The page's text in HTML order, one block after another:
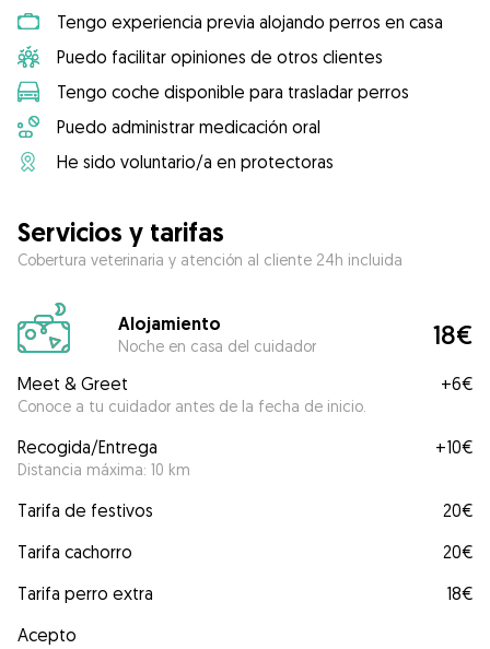
Tengo experiencia previa alojando perros en casa
Puedo facilitar opiniones de otros clientes
Tengo coche disponible para trasladar perros
Puedo administrar medicación oral
He sido voluntario/a en protectoras
Servicios y tarifas
Cobertura veterinaria y atención al cliente 24h incluida
Alojamiento
Noche en casa del cuidador 18€
Meet & Greet
Conoce a tu cuidador antes de la fecha de inicio.
+6€
Recogida/Entrega
Distancia máxima: 10 km
+10€
Tarifa de festivos
20€
Tarifa cachorro
20€
Tarifa perro extra
18€
Acepto